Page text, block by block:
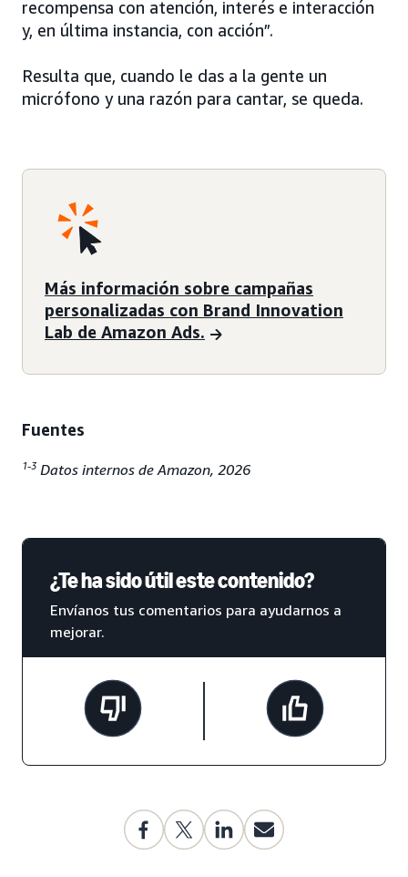
recompensa con atención, interés e interacción
y, en última instancia, con acción”.
Resulta que, cuando le das a la gente un
micrófono y una razón para cantar, se queda.
Más información sobre campañas
personalizadas con Brand Innovation
Lab de Amazon Ads.
Fuentes
1-3 Datos internos de Amazon, 2026
¿Te ha sido útil este contenido?
Envíanos tus comentarios para ayudarnos a
mejorar.